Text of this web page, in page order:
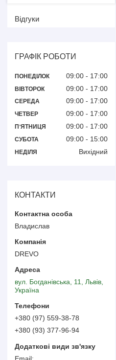
Відгуки
ГРАФІК РОБОТИ
ПОНЕДІЛОК 09:00 17:00
ВІВТОРОК 09:00 17:00
СЕРЕДА 09:00 17:00
ЧЕТВЕР 09:00 17:00
ПʼЯТНИЦЯ 09:00 17:00
СУБОТА 09:00 15:00
НЕДІЛЯ Вихідний
КОНТАКТИ
Владислав
DREVO
вул. Богданівська, 11, Львів,
Україна
+380 (97) 559-38-78
+380 (93) 377-96-94